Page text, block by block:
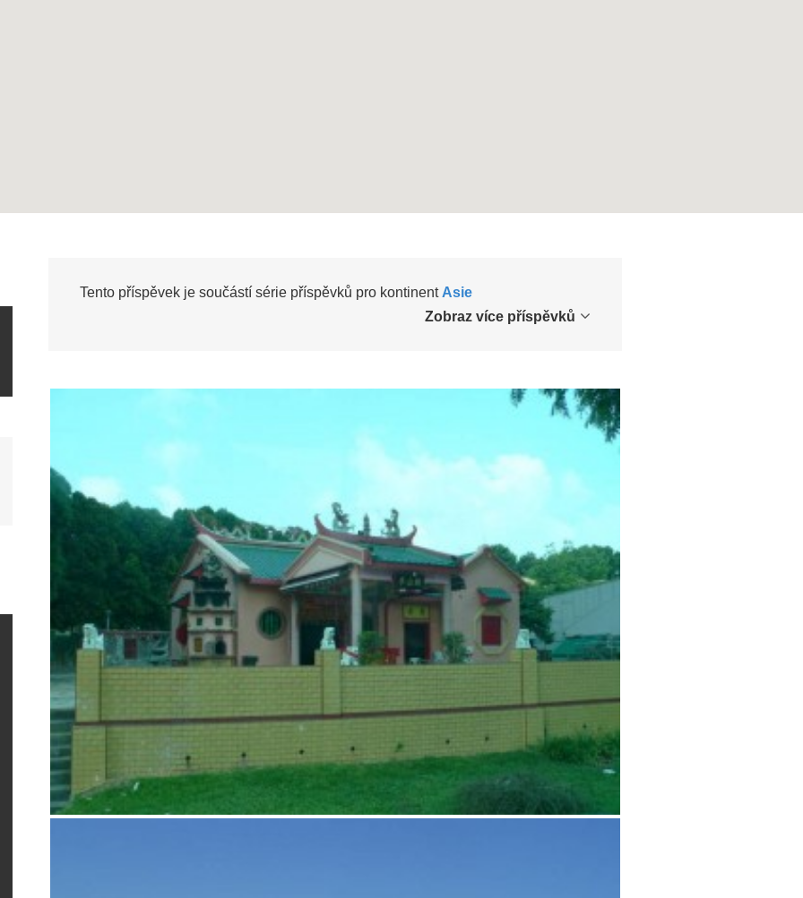
Tento příspěvek je součástí série příspěvků pro kontinent Asie
Zobraz více příspěvků